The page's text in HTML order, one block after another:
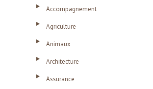
Accompagnement
Agriculture
Animaux
Architecture
Assurance